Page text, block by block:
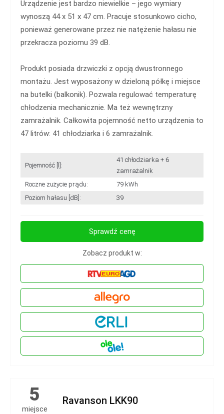
Urządzenie jest bardzo niewielkie – jego wymiary
wynoszą 44 x 51 x 47 cm. Pracuje stosunkowo cicho,
ponieważ generowane przez nie natężenie hałasu nie
przekracza poziomu 39 dB.
Produkt posiada drzwiczki z opcją dwustronnego
montażu. Jest wyposażony w dzieloną półkę i miejsce
na butelki (balkonik). Pozwala regulować temperaturę
chłodzenia mechanicznie. Ma też wewnętrzny
zamrażalnik. Całkowita pojemność netto urządzenia to
47 litrów: 41 chłodziarka i 6 zamrażalnik.
Pojemność [l]:
41 chłodziarka + 6
zamrażalnik
Roczne zużycie prądu:
79 kWh
Poziom hałasu [dB]:
39
Sprawdź cenę
Zobacz produkt w:
5
miejsce
Ravanson LKK90